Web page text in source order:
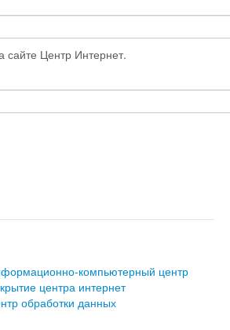
сайте Центр Интернет.
компьютерный центр
центра интернет
обработки данных